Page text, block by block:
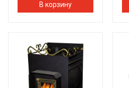
В корзину